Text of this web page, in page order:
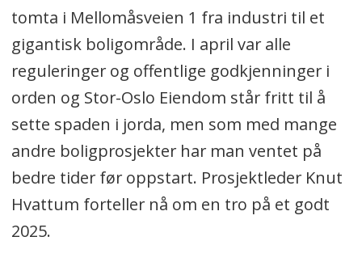
tomta i Mellomåsveien 1 fra industri til et
gigantisk boligområde. I april var alle
reguleringer og offentlige godkjenninger i
orden og Stor-Oslo Eiendom står fritt til å
sette spaden i jorda, men som med mange
andre boligprosjekter har man ventet på
bedre tider før oppstart. Prosjektleder Knut
Hvattum forteller nå om en tro på et godt
2025.